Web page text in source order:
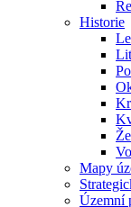
Historie
Mapy
Územní